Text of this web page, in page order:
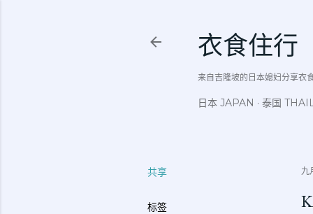
衣食住行
来自吉隆坡的日本媳妇分享
日本 JAPAN 泰国
共享
标签
九